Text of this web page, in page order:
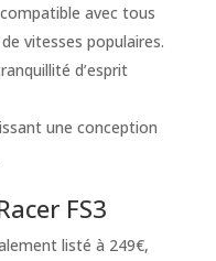
avec tous
vitesses populaires.
d’esprit
une conception
FS3
listé à 249€,